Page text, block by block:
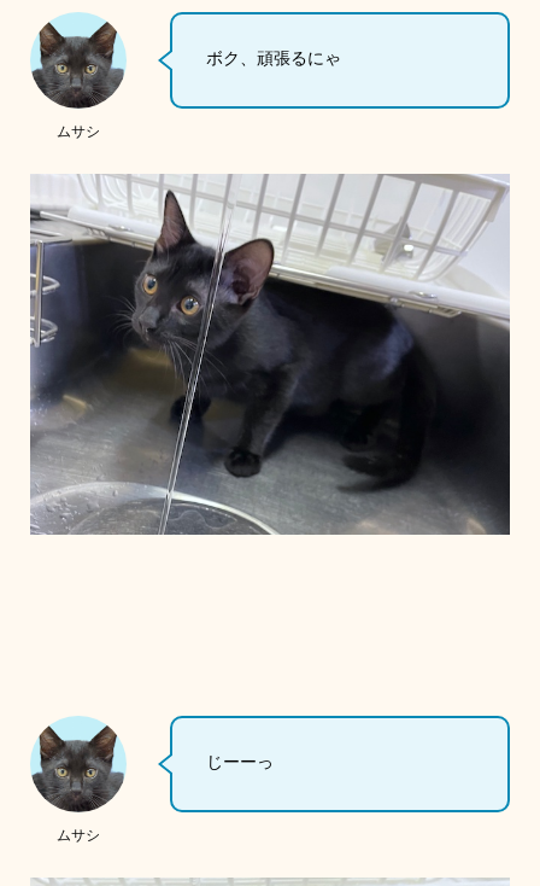
ムサシ
ボク、頑張るにゃ
ムサシ
じーーっ